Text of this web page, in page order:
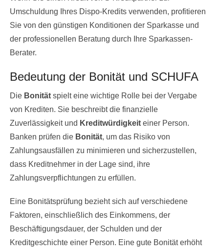
Umschuldung Ihres Dispo-Kredits verwenden, profitieren
Sie von den günstigen Konditionen der Sparkasse und
der professionellen Beratung durch Ihre Sparkassen-
Berater.
Bedeutung der Bonität und SCHUFA
Die Bonität spielt eine wichtige Rolle bei der Vergabe
von Krediten. Sie beschreibt die finanzielle
Zuverlässigkeit und Kreditwürdigkeit einer Person.
Banken prüfen die Bonität, um das Risiko von
Zahlungsausfällen zu minimieren und sicherzustellen,
dass Kreditnehmer in der Lage sind, ihre
Zahlungsverpflichtungen zu erfüllen.
Eine Bonitätsprüfung bezieht sich auf verschiedene
Faktoren, einschließlich des Einkommens, der
Beschäftigungsdauer, der Schulden und der
Kreditgeschichte einer Person. Eine gute Bonität erhöht